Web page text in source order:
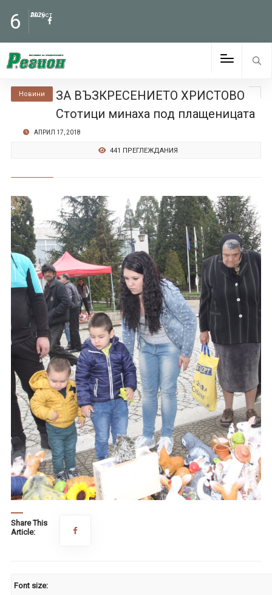
6 Август
2026
Новини
ЗА ВЪЗКРЕСЕНИЕТО ХРИСТОВО
Стотици минаха под плащеницата
АПРИЛ 17, 2018
441 ПРЕГЛЕЖДАНИЯ
Share This
Article:
Font size: